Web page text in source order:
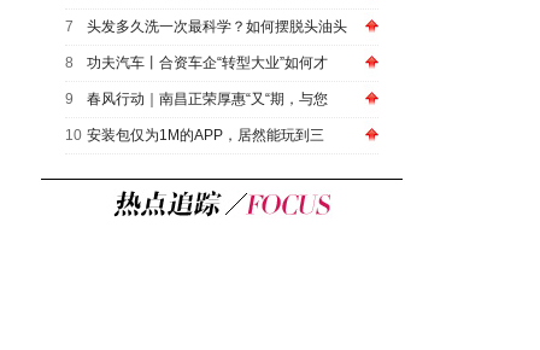
7 头发多久洗一次最科学？如何摆脱头油头
8 功夫汽车丨合资车企“转型大业”如何才
9 春风行动｜南昌正荣厚惠“又“期，与您
10 安装包仅为1M的APP，居然能玩到三